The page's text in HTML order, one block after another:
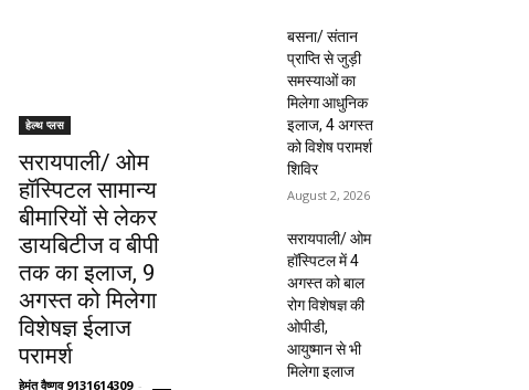
हेल्थ प्लस
सरायपाली/ ओम
हॉस्पिटल सामान्य
बीमारियों से लेकर
डायबिटीज व बीपी
तक का इलाज, 9
अगस्त को मिलेगा
विशेषज्ञ ईलाज
परामर्श
हेमंत वैष्णव 9131614309 -
बसना/ संतान
प्राप्ति से जुड़ी
समस्याओं का
मिलेगा आधुनिक
इलाज, 4 अगस्त
को विशेष परामर्श
शिविर
August 2, 2026
सरायपाली/ ओम
हॉस्पिटल में 4
अगस्त को बाल
रोग विशेषज्ञ की
ओपीडी,
आयुष्मान से भी
मिलेगा इलाज